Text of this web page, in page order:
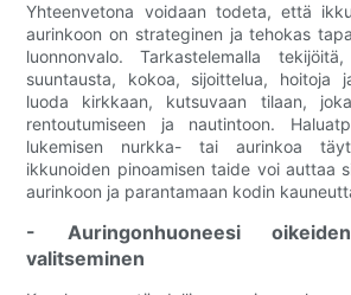
Yhteenvetona voidaan todeta, että
aurinkoon on strateginen ja tehokas
luonnonvalo. Tarkastelemalla
suuntausta, kokoa, sijoittelua, hoitoja
luoda kirkkaan, kutsuvaan tilaan,
rentoutumiseen ja nautintoon.
lukemisen nurkka- tai aurinkoa
ikkunoiden pinoamisen taide voi auttaa
aurinkoon ja parantamaan kodin
- Auringonhuoneesi
valitseminen